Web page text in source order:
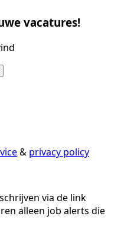
vacatures!
& privacy policy
via de link
alleen job alerts die